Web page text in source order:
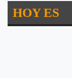
HOY ES